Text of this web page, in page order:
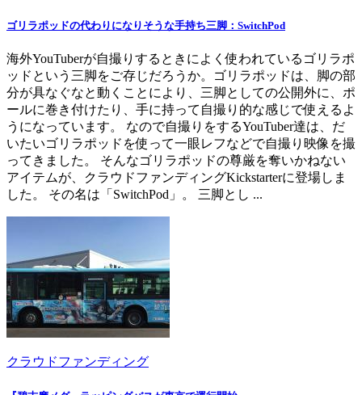
ゴリラポッドの代わりになりそうな手持ち三脚：SwitchPod
海外YouTuberが自撮りするときによく使われているゴリラポ
ッドという三脚をご存じだろうか。ゴリラポッドは、脚の部
分が具なぐなと動くことにより、三脚としての公開外に、ポ
ールに巻き付けたり、手に持って自撮り的な感じで使えるよ
うになっています。 なので自撮りをするYouTuber達は、だ
いたいゴリラポッドを使って一眼レフなどで自撮り映像を撮
ってきました。 そんなゴリラポッドの尊厳を奪いかねない
アイテムが、クラウドファンディングKickstarterに登場しま
した。 その名は「SwitchPod」。 三脚とし ...
クラウドファンディング